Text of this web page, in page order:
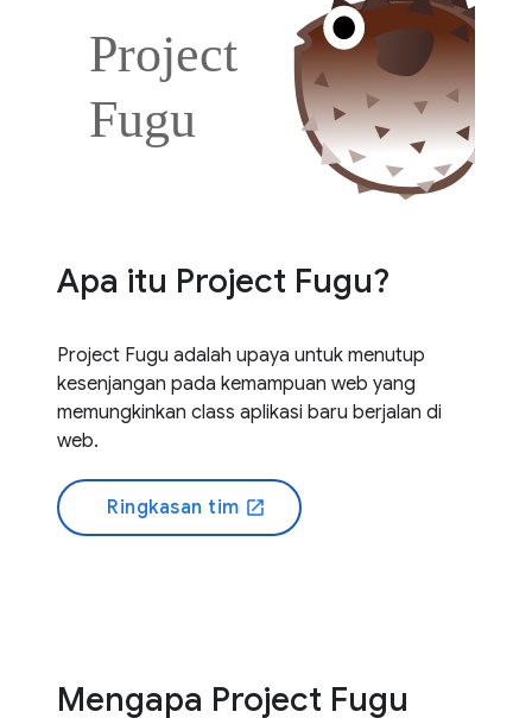
Apa itu Project Fugu?
Project Fugu adalah upaya untuk menutup
kesenjangan pada kemampuan web yang
memungkinkan class aplikasi baru berjalan di
web.
Ringkasan tim open_in_new
Mengapa Project Fugu